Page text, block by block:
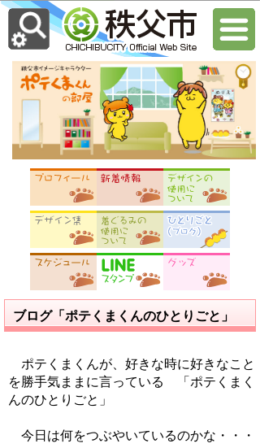
ブログ「ポテくまくんのひとりごと」
ポテくまくんが、好きな時に好きなこと
を勝手気ままに言っている 「ポテくまく
んのひとりごと」
今日は何をつぶやいているのかな・・・